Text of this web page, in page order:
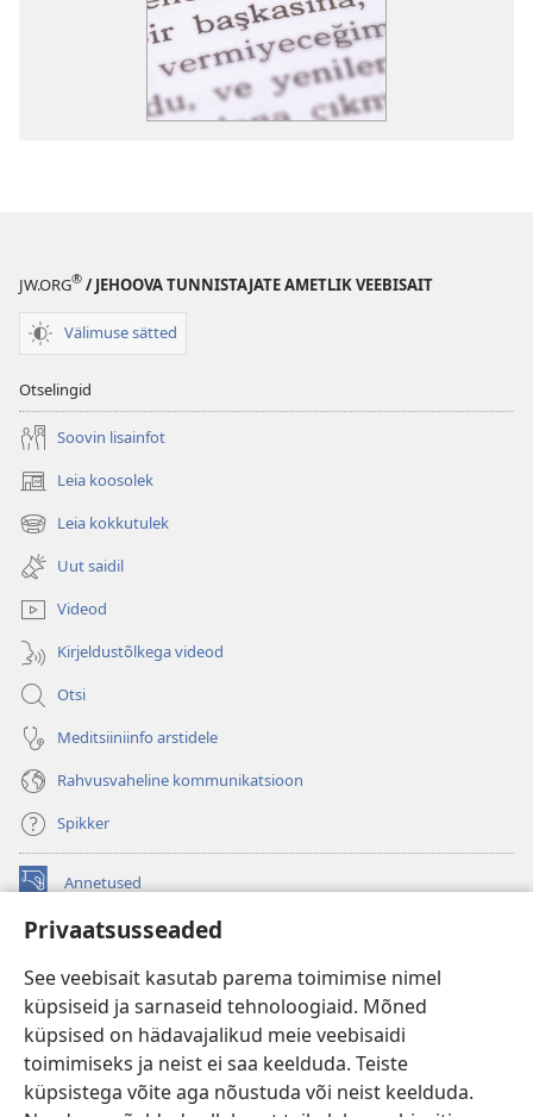
Privaatsusseaded
See veebisait kasutab parema toimimise nimel
küpsiseid ja sarnaseid tehnoloogiaid. Mõned
küpsised on hädavajalikud meie veebisaidi
toimimiseks ja neist ei saa keelduda. Teiste
küpsistega võite aga nõustuda või neist keelduda.
JW.ORG® / JEHOOVA TUNNISTAJATE AMETLIK VEEBISAIT
Välimuse sätted
Otselingid
Soovin lisainfot
Leia koosolek
(avab
uue
akna)
Leia kokkutulek
(avab
uue
akna)
Uut saidil
Videod
Kirjeldustõlkega videod
Otsi
Meditsiiniinfo arstidele
Rahvusvaheline kommunikatsioon
Spikker
Annetused
(avab
akna)
uue
akna) JW Hub
(avab
uue
akna) JW Library
Watchtower Library